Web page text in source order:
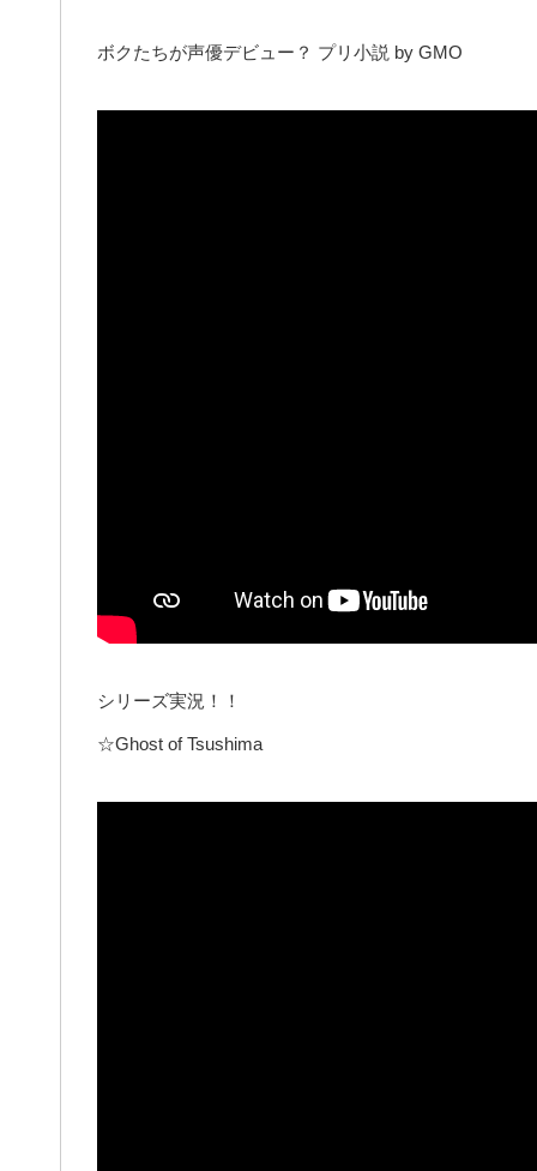
ボクたちが声優デビュー？ プリ小説 by GMO
シリーズ実況！！
☆Ghost of Tsushima